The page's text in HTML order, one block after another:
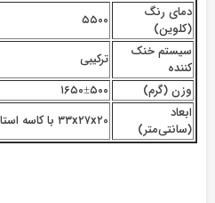
دمای رنگ
(کلوین)
۵۵۰۰
سیستم خنک
کننده
ترکیبی
وزن (گرم)
۱۶۵۰±۵۰۰
ابعاد
(سانتی‌متر)
۳۳x۲۷x۲۰ با کاسه استاندارد